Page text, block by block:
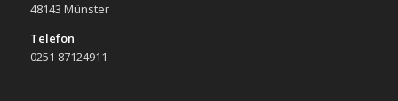
48143 Münster
Telefon
0251 87124911